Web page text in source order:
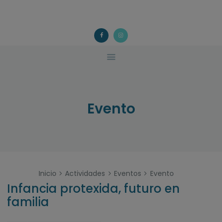
Evento
Inicio Actividades Eventos Evento
ACOUGO
Asociación galega de familias de acollida
QUÉ FACEMOS?
ACTIVIDADES
Infancia protexida, futuro en
familia